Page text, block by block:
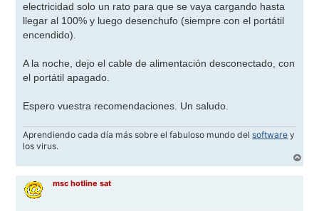
electricidad solo un rato para que se vaya cargando hasta
llegar al 100% y luego desenchufo (siempre con el portátil
encendido).
A la noche, dejo el cable de alimentación desconectado, con
el portátil apagado.
Espero vuestra recomendaciones. Un saludo.
Aprendiendo cada día más sobre el fabuloso mundo delsoftware y
los virus.
r
msc hotline sat